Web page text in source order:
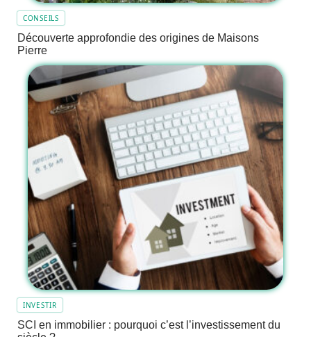
CONSEILS
Découverte approfondie des origines de Maisons
Pierre
INVESTIR
SCI en immobilier : pourquoi c’est l’investissement du